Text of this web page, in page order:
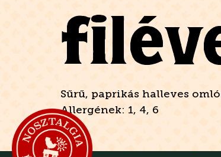
Sűrű, paprikás halleves
Allergének: 1, 4, 6